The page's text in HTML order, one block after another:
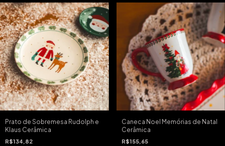
Prato de Sobremesa Rudolph e
Klaus Cerâmica
R$134,82
Caneca Noel Memórias de Natal
Cerâmica
R$155,65